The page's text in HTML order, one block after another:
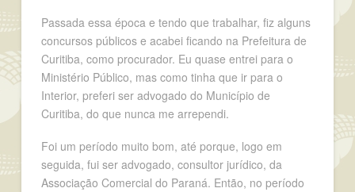
Passada essa época e tendo que trabalhar, fiz alguns
concursos públicos e acabei ficando na Prefeitura de
Curitiba, como procurador. Eu quase entrei para o
Ministério Público, mas como tinha que ir para o
Interior, preferi ser advogado do Município de
Curitiba, do que nunca me arrependi.
Foi um período muito bom, até porque, logo em
seguida, fui ser advogado, consultor jurídico, da
Associação Comercial do Paraná. Então, no período